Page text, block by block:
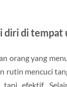
diri di tempat
orang yang
rutin mencuci
tapi efektif.